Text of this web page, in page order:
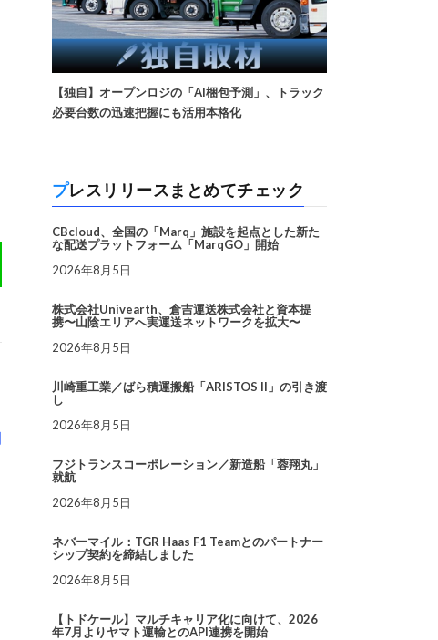
【独自】オープンロジの「AI梱包予測」、トラック
必要台数の迅速把握にも活用本格化
プレスリリースまとめてチェック
CBcloud、全国の「Marq」施設を起点とした新た
な配送プラットフォーム「MarqGO」開始
2026年8月5日
株式会社Univearth、倉吉運送株式会社と資本提
携〜山陰エリアへ実運送ネットワークを拡大〜
2026年8月5日
川崎重工業／ばら積運搬船「ARISTOS II」の引き渡
し
2026年8月5日
フジトランスコーポレーション／新造船「蓉翔丸」
就航
2026年8月5日
ネバーマイル：TGR Haas F1 Teamとのパートナー
シップ契約を締結しました
2026年8月5日
【トドケール】マルチキャリア化に向けて、2026
年7月よりヤマト運輸とのAPI連携を開始